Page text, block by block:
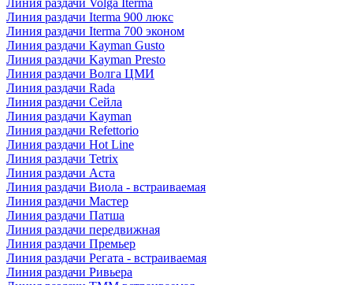
Линия раздачи Volga Iterma
Линия раздачи Iterma 900 люкс
Линия раздачи Iterma 700 эконом
Линия раздачи Kayman Gusto
Линия раздачи Kayman Presto
Линия раздачи Волга ЦМИ
Линия раздачи Rada
Линия раздачи Сейла
Линия раздачи Kayman
Линия раздачи Refettorio
Линия раздачи Hot Line
Линия раздачи Tetrix
Линия раздачи Аста
Линия раздачи Виола - встраиваемая
Линия раздачи Мастер
Линия раздачи Патша
Линия раздачи передвижная
Линия раздачи Премьер
Линия раздачи Регата - встраиваемая
Линия раздачи Ривьера